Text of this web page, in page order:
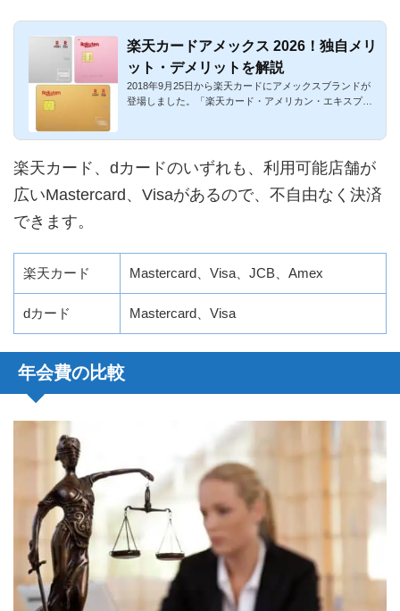
楽天カードアメックス 2026！独自メリ
ット・デメリットを解説
2018年9月25日から楽天カードにアメックスブランドが
登場しました。「楽天カード・アメリカン・エキスプレ
楽天カード、dカードのいずれも、利用可能店舗が
広いMastercard、Visaがあるので、不自由なく決済
できます。
楽天カード Mastercard、Visa、JCB、Amex
dカード Mastercard、Visa
年会費の比較